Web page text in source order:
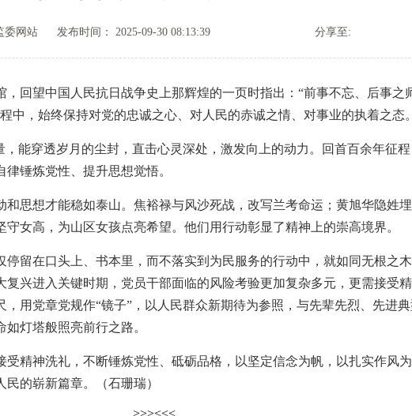
委网站 发布时间： 2025-09-30 08:13:39 分享至:
望中国人民抗日战争史上那辉煌的一页时指出：“前事不忘、后事之
中，始终保持对党的忠诚之心、对人民的赤诚之情、对事业的执着之态。
穿透岁月的尘封，直击心灵深处，激发向上的动力。回首百余年征
锤炼党性、提升思想觉悟。
想才能稳如泰山。焦裕禄与风沙死战，改写兰考命运；黄旭华隐姓
女高，为山区女孩点亮希望。他们用行动彰显了精神上的崇高境界。
在口头上、书本里，而不落实到为民服务的行动中，就如同无根之木
兴进入关键时期，党员干部面临的风险考验更加复杂多元，更需接受
用党章党规作“镜子”，以人民群众新期待为参照，与先辈先烈、先进
灯塔般照亮前行之路。
神洗礼，不断锤炼党性、砥砺品格，以坚定信念为帆，以扎实作风
的崭新篇章。（石珊瑞）
>>><<<